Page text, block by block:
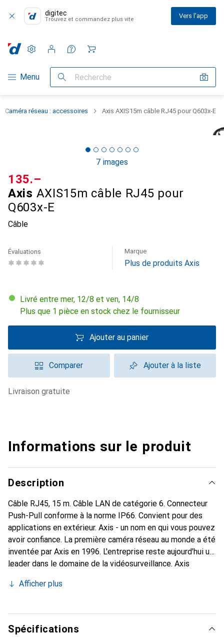
digitec
Trouvez et commandez plus vite Vers l'app
Navigation par catégorie
Menu Recherche
Paramètres
Compte client
Listes de comparaison
Listes d'envies
Panier
Caméra réseau : accessoires Axis AXIS15m câble RJ45 pour Q603x-E
7 images
Axis AXIS15m câble RJ45 pour
Q603x-E
Câble
CHF
135.–
Évaluations Marque
Plus de produits Axis
Livré entre mer, 12/8 et ven, 14/8
Plus que 1 pièce en stock chez le fournisseur
Ajouter au panier
Comparer Ajouter à la liste
livraison gratuite
Informations sur le produit
Description
Câble RJ45, 15 m. Câble LAN de catégorie 6. Connecteur
Push-Pull conforme à la norme IP66. Convient pour des
applications en extérieur. Axis - un nom en qui vous pouvez
avoir confiance. La première caméra réseau au monde a été
inventée par Axis en 1996. L'entreprise reste aujourd'hui un
leader dans le domaine de la vidéosurveillance. Axis
suédoise est désormais présente dans le monde entier
d'Axis se trouvent également partout : dans les espaces
publics comme dans le commerce de détail, dans les
aéroports, ainsi que dans les trains et le long des
Afficher plus
Spécifications